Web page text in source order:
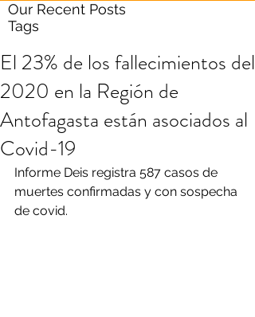
Our Recent Posts
Tags
El 23% de los fallecimientos del
2020 en la Región de
Antofagasta están asociados al
Covid-19
Informe Deis registra 587 casos de
muertes confirmadas y con sospecha
de covid.